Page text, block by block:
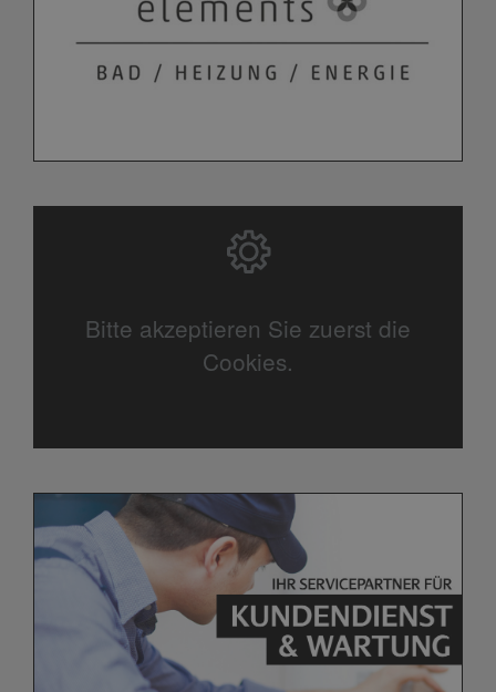
Bitte akzeptieren Sie zuerst die
Cookies.